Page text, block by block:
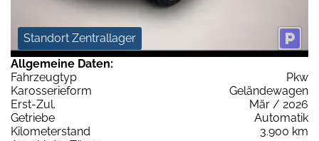
Standort Zentrallager
Allgemeine Daten:
Fahrzeugtyp
Pkw
Karosserieform
Geländewagen
Erst-Zul.
Mär / 2026
Getriebe
Automatik
Kilometerstand
3.900 km